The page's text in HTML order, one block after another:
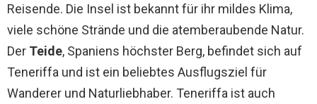
Reisende. Die Insel ist bekannt für ihr mildes Klima,
viele schöne Strände und die atemberaubende Natur.
Der Teide, Spaniens höchster Berg, befindet sich auf
Teneriffa und ist ein beliebtes Ausflugsziel für
Wanderer und Naturliebhaber. Teneriffa ist auch